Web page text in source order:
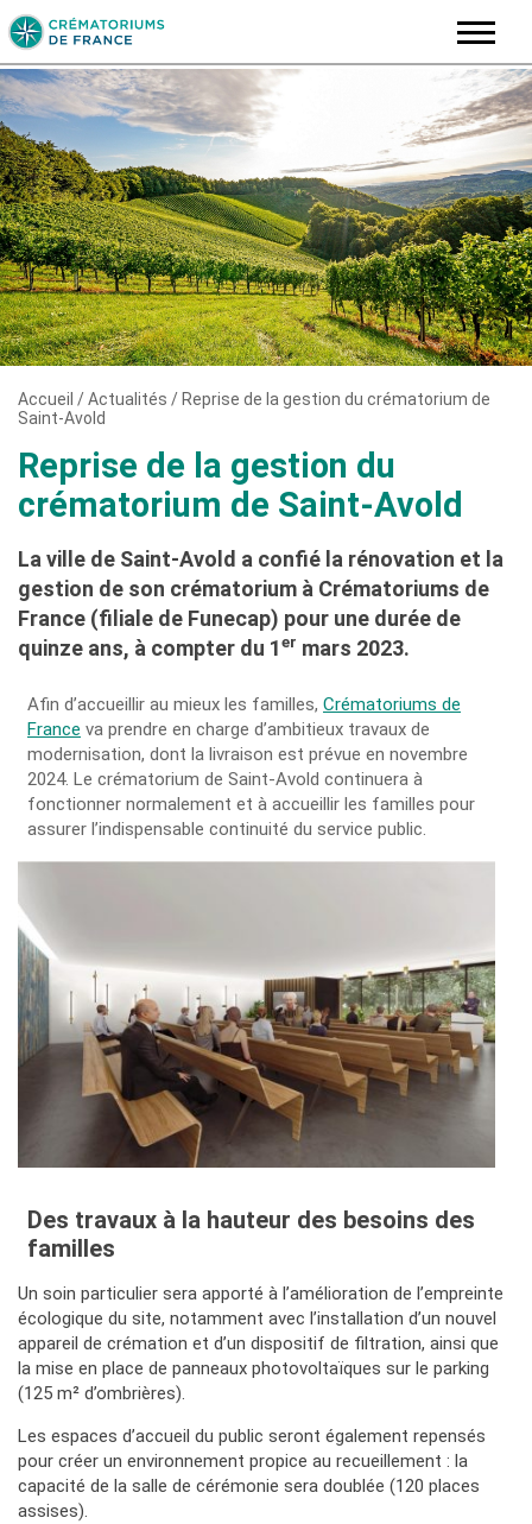
Skip
to
content
Accueil /Actualités / Reprise de la gestion du crématorium de
Saint-Avold
Reprise de la gestion du
crématorium de Saint-Avold
La ville de Saint-Avold a confié la rénovation et la
gestion de son crématorium à Crématoriums de
France (filiale de Funecap) pour une durée de
quinze ans, à compter du 1er mars 2023.
Afin d’accueillir au mieux les familles, Crématoriums de
France va prendre en charge d’ambitieux travaux de
modernisation, dont la livraison est prévue en novembre
2024. Le crématorium de Saint-Avold continuera à
fonctionner normalement et à accueillir les familles pour
assurer l’indispensable continuité du service public.
Des travaux à la hauteur des besoins des
familles
Un soin particulier sera apporté à l’amélioration de l’empreinte
écologique du site, notamment avec l’installation d’un nouvel
appareil de crémation et d’un dispositif de filtration, ainsi que
la mise en place de panneaux photovoltaïques sur le parking
(125 m² d’ombrières).
Les espaces d’accueil du public seront également repensés
pour créer un environnement propice au recueillement : la
capacité de la salle de cérémonie sera doublée (120 places
assises).